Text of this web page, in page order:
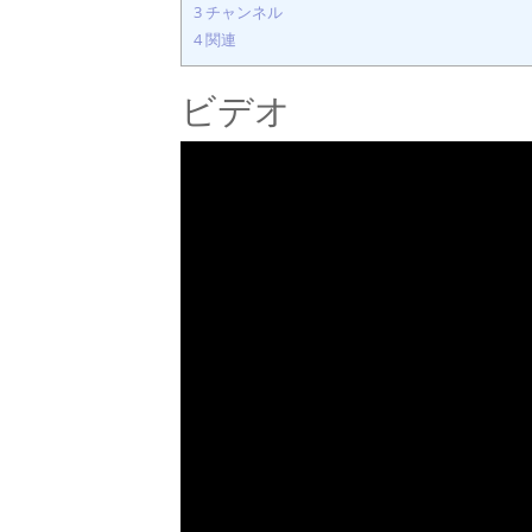
3チャンネル
4関連
ビデオ